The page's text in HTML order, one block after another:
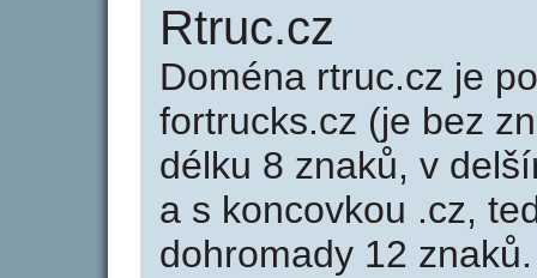
Rtruc.cz
Doména rtruc.cz je
fortrucks.cz (je bez
délku 8 znaků, v
a s koncovkou .cz,
dohromady 12